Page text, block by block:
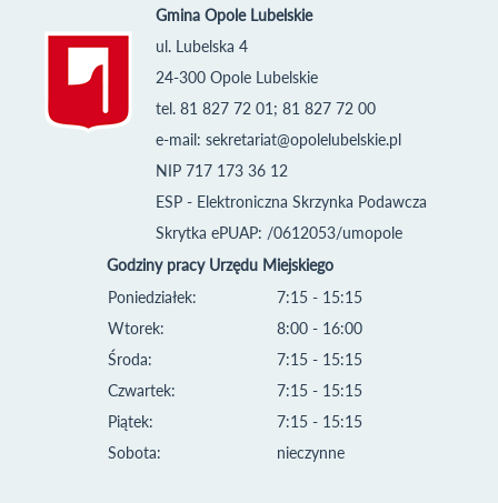
Gmina Opole Lubelskie
ul. Lubelska 4
24-300 Opole Lubelskie
tel. 81 827 72 01; 81 827 72 00
e-mail: sekretariat@opolelubelskie.pl
NIP 717 173 36 12
ESP - Elektroniczna Skrzynka Podawcza
Skrytka ePUAP: /0612053/umopole
Godziny pracy Urzędu Miejskiego
Poniedziałek:
Wtorek:
Środa:
Czwartek:
Piątek:
Sobota:
7:15 - 15:15
8:00 - 16:00
7:15 - 15:15
7:15 - 15:15
7:15 - 15:15
nieczynne